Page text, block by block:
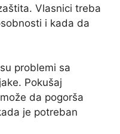
Vlasnici treba
i kada da
problemi sa
Pokušaj
da pogorša
je potreban